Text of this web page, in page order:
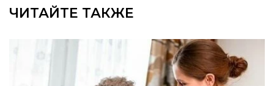
ЧИТАЙТЕ ТАКЖЕ